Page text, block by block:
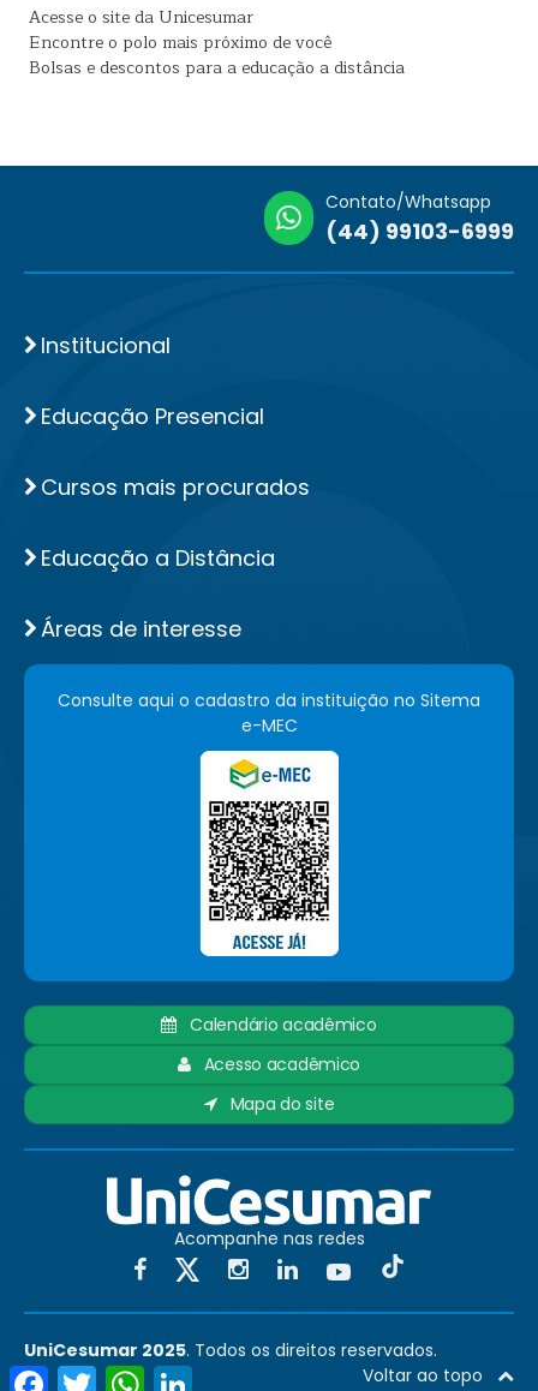
Acesse o site da Unicesumar
Encontre o polo mais próximo de você
Bolsas e descontos para a educação a distância
Contato/Whatsapp
(44) 99103-6999
Institucional
Educação Presencial
Cursos mais procurados
Educação a Distância
Áreas de interesse
Consulte aqui o cadastro da instituição no Sitema
e-MEC
Calendário acadêmico
Acesso acadêmico
Mapa do site
Acompanhe nas redes
UniCesumar 2025. Todos os direitos reservados.
Voltar ao topo
FacebookTwitter WhatsApp